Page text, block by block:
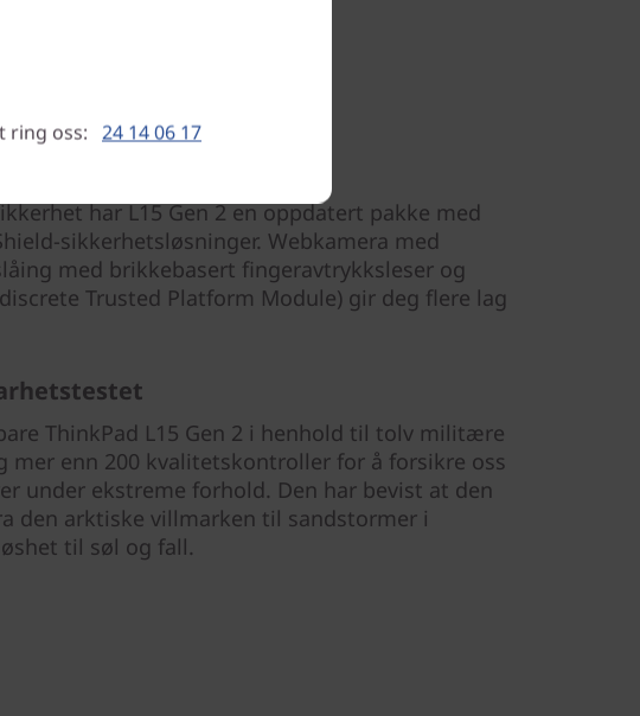
har L15 Gen 2 en oppdatert pakke med
sikkerhetsløsninger. Webkamera med
med brikkebasert fingeravtrykksleser og
Trusted Platform Module) gir deg flere lag
ThinkPad L15 Gen 2 i henhold til tolv militære
mer enn 200 kvalitetskontroller for å forsikre oss
under ekstreme forhold. Den har bevist at den
den arktiske villmarken til sandstormer i
til søl og fall.
ring oss: 24 14 06 17